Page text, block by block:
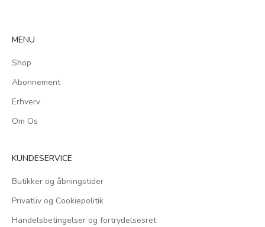
MENU
Shop
Abonnement
Erhverv
Om Os
KUNDESERVICE
Butikker og åbningstider
Privatliv og Cookiepolitik
Handelsbetingelser og fortrydelsesret